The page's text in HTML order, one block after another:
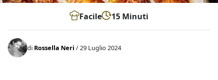
Facile 15 Minuti
di Rossella Neri / 29 Luglio 2024